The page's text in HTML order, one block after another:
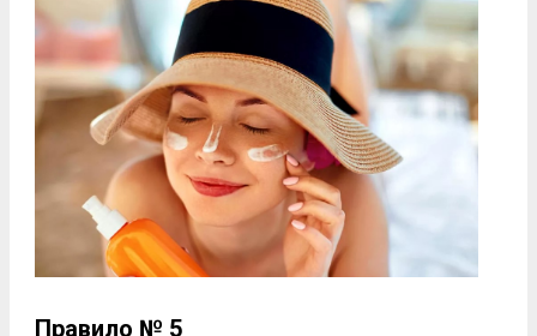
Правило № 5